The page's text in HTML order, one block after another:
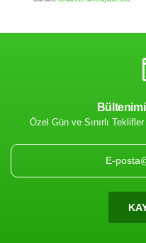
Ürün
Özel Gün ve Sınırlı